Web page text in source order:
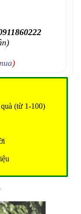
)
(từ 1-100)